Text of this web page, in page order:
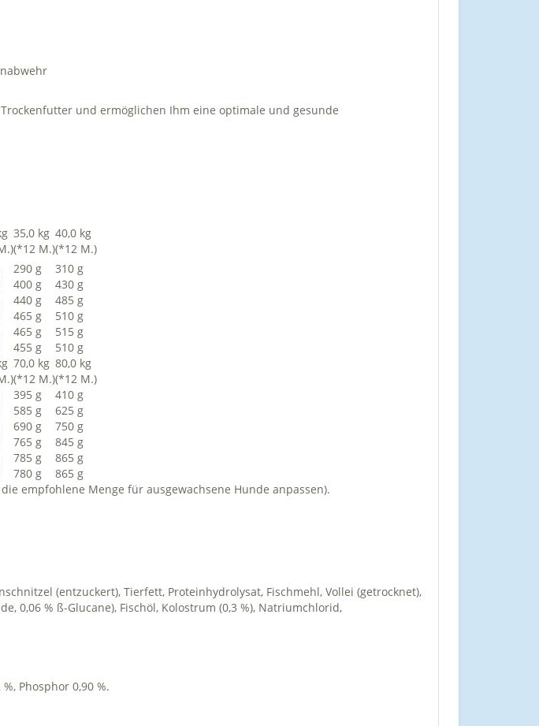
und ermöglichen Ihm eine optimale und gesunde
35,0 kg
(*12 M.)
40,0 kg
(*12 M.)
290 g
310 g
400 g
430 g
440 g
485 g
465 g
510 g
465 g
515 g
455 g
510 g
70,0 kg
(*12 M.)
80,0 kg
(*12 M.)
395 g
410 g
585 g
625 g
690 g
750 g
765 g
845 g
785 g
865 g
780 g
865 g
empfohlene Menge für ausgewachsene Hunde anpassen).
(entzuckert), Tierfett, Proteinhydrolysat, Fischmehl, Vollei (getrocknet),
0,06 % ß-Glucane), Fischöl, Kolostrum (0,3 %), Natriumchlorid,
Phosphor 0,90 %.